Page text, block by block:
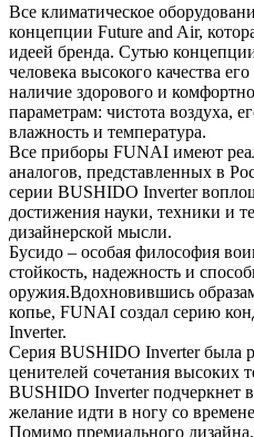
Все климатическое
концепции Future and Air,
идеей бренда. Сутью
человека высокого качества
наличие здорового и
параметрам: чистота воздуха,
влажность и температура.
Все приборы FUNAI имеют
аналогов, представленных в
серии BUSHIDO Inverter
достижения науки, техники и
дизайнерской мысли.
Бусидо – особая философия
стойкость, надежность и
оружия.Вдохновившись
копье, FUNAI создал серию
Inverter.
Серия BUSHIDO Inverter была
ценителей сочетания высоких
BUSHIDO Inverter подчеркнет
желание идти в ногу со
Помимо премиального